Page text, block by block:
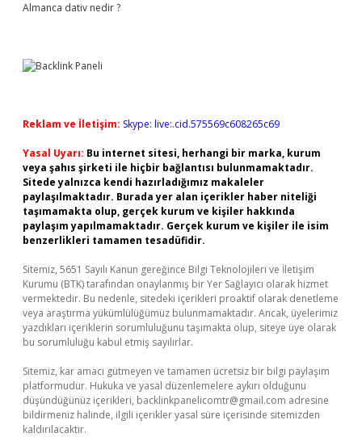
Almanca dativ nedir ?
Reklam ve İletişim: Skype: live:.cid.575569c608265c69
Yasal Uyarı: Bu internet sitesi, herhangi bir marka, kurum
veya şahıs şirketi ile hiçbir bağlantısı bulunmamaktadır.
Sitede yalnızca kendi hazırladığımız makaleler
paylaşılmaktadır. Burada yer alan içerikler haber niteliği
taşımamakta olup, gerçek kurum ve kişiler hakkında
paylaşım yapılmamaktadır. Gerçek kurum ve kişiler ile isim
benzerlikleri tamamen tesadüfidir.
Sitemiz, 5651 Sayılı Kanun gereğince Bilgi Teknolojileri ve İletişim
Kurumu (BTK) tarafından onaylanmış bir Yer Sağlayıcı olarak hizmet
vermektedir. Bu nedenle, sitedeki içerikleri proaktif olarak denetleme
veya araştırma yükümlülüğümüz bulunmamaktadır. Ancak, üyelerimiz
yazdıkları içeriklerin sorumluluğunu taşımakta olup, siteye üye olarak
bu sorumluluğu kabul etmiş sayılırlar.
Sitemiz, kar amacı gütmeyen ve tamamen ücretsiz bir bilgi paylaşım
platformudur. Hukuka ve yasal düzenlemelere aykırı olduğunu
düşündüğünüz içerikleri, backlinkpanelicomtr@gmail.com adresine
bildirmeniz halinde, ilgili içerikler yasal süre içerisinde sitemizden
kaldırılacaktır.